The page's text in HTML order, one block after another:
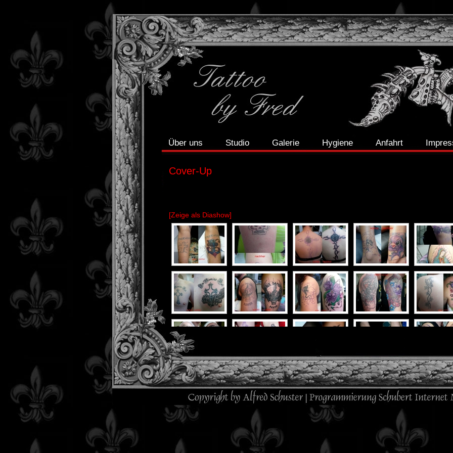
Über uns Studio Galerie Hygiene Anfahrt
Cover-Up
[Zeige als Diashow]